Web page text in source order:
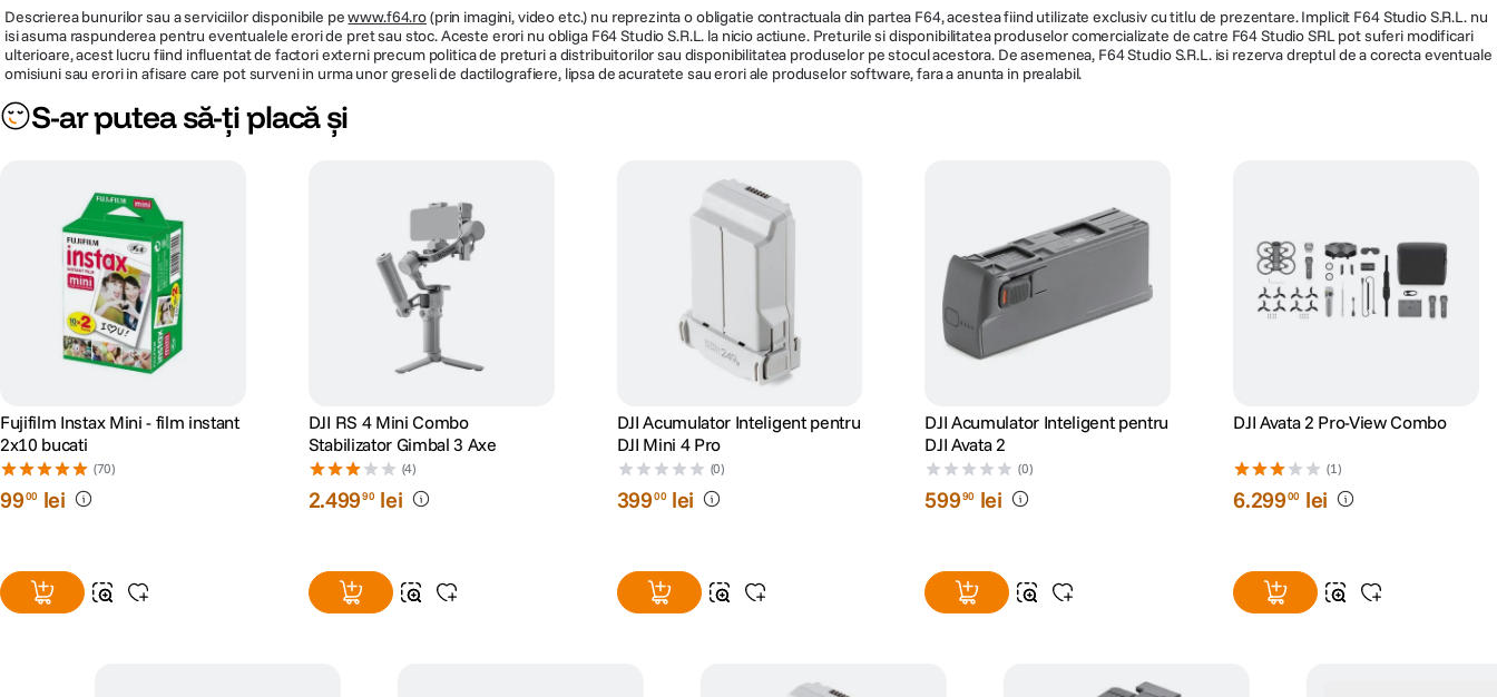
Descrierea bunurilor sau a serviciilor disponibile pewww.f64.ro(prin imagini, video etc.) nu reprezinta o obligatie contractuala din partea F64, acestea fiind utilizate exclusiv cu titlu de prezentare. Implicit F64 Studio S.R.L. nu
isi asuma raspunderea pentru eventualele erori de pret sau stoc. Aceste erori nu obliga F64 Studio S.R.L. la nicio actiune. Preturile si disponibilitatea produselor comercializate de catre F64 Studio SRL pot suferi modificari
ulterioare, acest lucru fiind influentat de factori externi precum politica de preturi a distribuitorilor sau disponibilitatea produselor pe stocul acestora. De asemenea, F64 Studio S.R.L. isi rezerva dreptul de a corecta eventuale
omisiuni sau erori in afisare care pot surveni in urma unor greseli de dactilografiere, lipsa de acuratete sau erori ale produselor software, fara a anunta in prealabil.
S-ar putea să-ți placă și
Fujifilm Instax Mini - film instant
2x10 bucati
(70)
9900 lei
DJI RS 4 Mini Combo
Stabilizator Gimbal 3 Axe
(4)
2.49990 lei
DJI Acumulator Inteligent pentru
DJI Mini 4 Pro
(0)
39900 lei
DJI Acumulator Inteligent pentru
DJI Avata 2
(0)
59990 lei
DJI Avata 2 Pro-View Combo
(1)
6.29900 lei